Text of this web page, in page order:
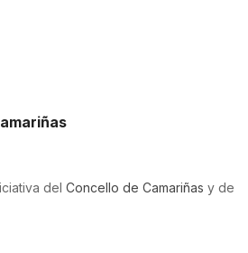
del Concello de Camariñas y de